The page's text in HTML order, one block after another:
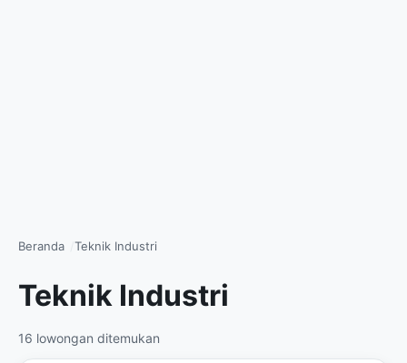
Beranda Teknik Industri
Teknik Industri
16 lowongan ditemukan